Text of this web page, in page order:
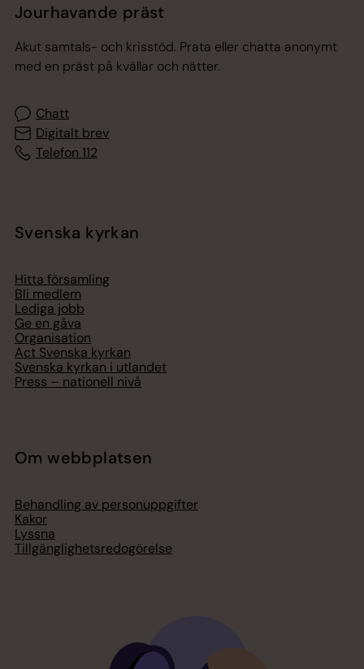
Jourhavande präst
Akut samtals- och krisstöd. Prata eller chatta anonymt
med en präst på kvällar och nätter.
Chatt
Digitalt brev
Telefon 112
Svenska kyrkan
Hitta församling
Bli medlem
Lediga jobb
Ge en gåva
Organisation
Act Svenska kyrkan
Svenska kyrkan i utlandet
Press – nationell nivå
Om webbplatsen
Behandling av personuppgifter
Kakor
Lyssna
Tillgänglighetsredogörelse